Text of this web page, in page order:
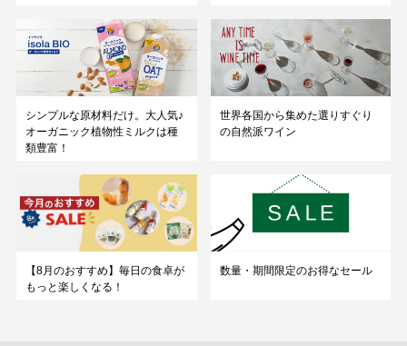
シンプルな原材料だけ。大人気♪
オーガニック植物性ミルクは種
類豊富！
世界各国から集めた選りすぐり
の自然派ワイン
【8月のおすすめ】毎日の食卓が
もっと楽しくなる！
数量・期間限定のお得なセール